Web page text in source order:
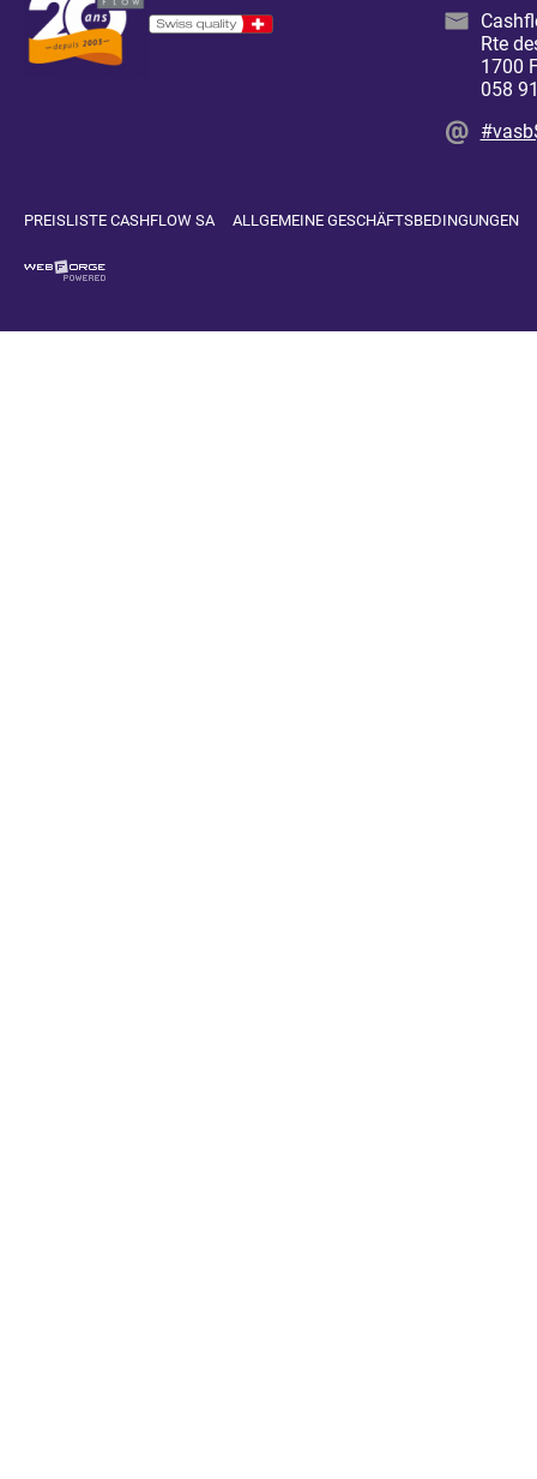
Rte
1700
058
PREISLISTE CASHFLOW SA ALLGEMEINE GESCHÄFTSBEDINGUNGEN